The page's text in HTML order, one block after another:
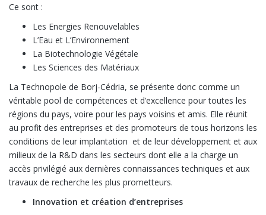
Ce sont :
Les Energies Renouvelables
L’Eau et L’Environnement
La Biotechnologie Végétale
Les Sciences des Matériaux
La Technopole de Borj-Cédria, se présente donc comme un
véritable pool de compétences et d’excellence pour toutes les
régions du pays, voire pour les pays voisins et amis. Elle réunit
au profit des entreprises et des promoteurs de tous horizons les
conditions de leur implantation et de leur développement et aux
milieux de la R&D dans les secteurs dont elle a la charge un
accès privilégié aux dernières connaissances techniques et aux
travaux de recherche les plus prometteurs.
Innovation et création d’entreprises